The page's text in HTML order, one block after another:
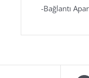
-Bağlantı